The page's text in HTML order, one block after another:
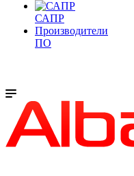
САПР
Производители
ПО